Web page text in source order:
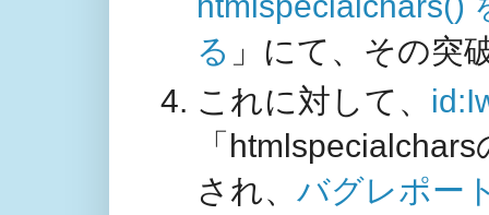
る 」にて、その突
これに対して、
「
され、 バグレポー